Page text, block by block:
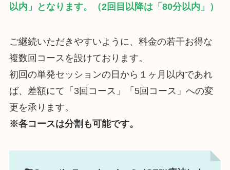
以内」となります。（2回目以降は「80分以内」）
ご継続いただきやすいように、料金の若干お得な
複数回コースを設けております。
初回の単発セッションの日から１ヶ月以内であれ
ば、差額にて「3回コース」「5回コース」への変
更を承ります。
※各コースは分割も可能です。